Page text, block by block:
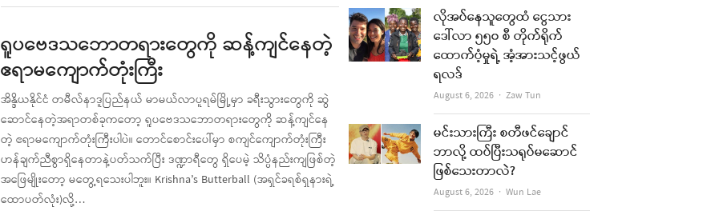
post
ရူပဗေဒသဘောတရားတွေကို ဆန့်ကျင်နေတဲ့
ဧရာမကျောက်တုံးကြီး
အိန္ဒိယနိုင်ငံ တမီလ်နာဒူပြည်နယ် မာမယ်လာပူရမ်မြို့မှာ ခရီးသွားတွေကို ဆွဲ
ဆောင်နေတဲ့အရာတစ်ခုကတော့ ရူပဗေဒသဘောတရားတွေကို ဆန့်ကျင်နေ
တဲ့ ဧရာမကျောက်တုံးကြီးပါပဲ။ တောင်စောင်းပေါ်မှာ စကျင်ကျောက်တုံးကြီး
ဟန်ချက်ညီစွာရှိနေတာနဲ့ပတ်သက်ပြီး ဒဏ္ဍာရီတွေ ရှိပေမဲ့ သိပ္ပံနည်းကျဖြစ်တဲ့
အဖြေမျိုးတော့ မတွေ့ရသေးပါဘူး။ Krishna’s Butterball (အရှင်ခရစ်ရှနားရဲ့
ထောပတ်လုံး)လို့…
m
လိုအပ်နေသူတွေထံ ငွေသား
ဒေါ်လာ ၅၅၀ စီ တိုက်ရိုက်
ထောက်ပံ့မှုရဲ့ အံ့အားသင့်ဖွယ်
ရလဒ်
August 6, 2026 Author
Zaw Tun
မင်းသားကြီး စတီဖင်ချောင်
ဘာလို့ ထပ်ပြီးသရုပ်မဆောင်
ဖြစ်သေးတာလဲ?
August 6, 2026 Author
Wun Lae